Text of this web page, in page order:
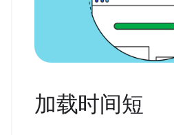
加载时间短